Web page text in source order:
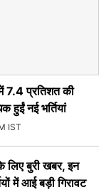
7.4 प्रतिशत की
हुईं नई भर्तियां
IST
लिए बुरी खबर, इन
में आई बड़ी गिरावट